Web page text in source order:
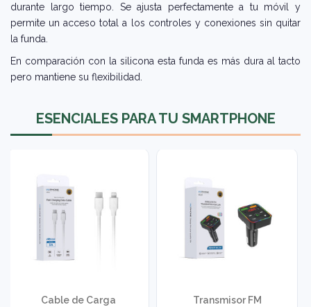
durante largo tiempo. Se ajusta perfectamente a tu móvil y
permite un acceso total a los controles y conexiones sin quitar
la funda.
En comparación con la silicona esta funda es más dura al tacto
pero mantiene su flexibilidad.
ESENCIALES PARA TU SMARTPHONE
Cable de Carga
Transmisor FM